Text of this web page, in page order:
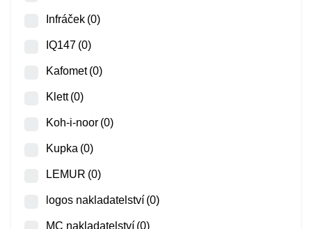
Infráček (0)
IQ147 (0)
Kafomet (0)
Klett (0)
Koh-i-noor (0)
Kupka (0)
LEMUR (0)
logos nakladatelství (0)
MC nakladatelství (0)